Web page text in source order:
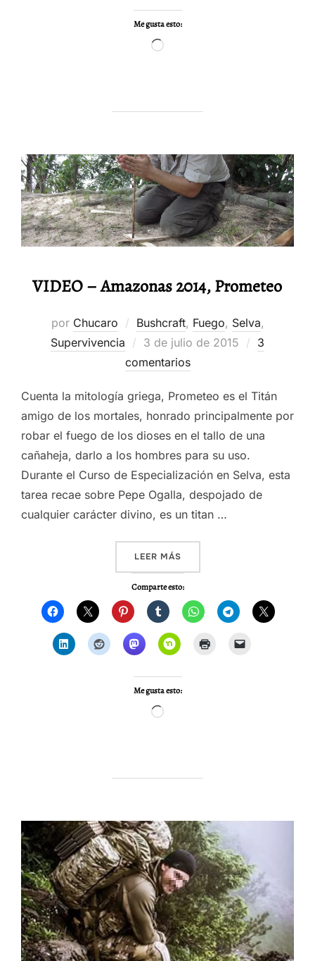
Me gusta esto:
Cargando...
VIDEO – Amazonas 2014, Prometeo
por Chucaro Bushcraft, Fuego, Selva,
Supervivencia
Publicado
el
3 de julio de 2015
3
comentarios
Cuenta la mitología griega, Prometeo es el Titán
amigo de los mortales, honrado principalmente por
robar el fuego de los dioses en el tallo de una
cañaheja, darlo a los hombres para su uso.
Durante el Curso de Especialización en Selva, esta
tarea recae sobre Pepe Ogalla, despojado de
cualquier carácter divino, es un titan …
LEER MÁS«VIDEO – AMAZONAS 2014,
Comparte esto:
Me gusta esto:
Cargando...